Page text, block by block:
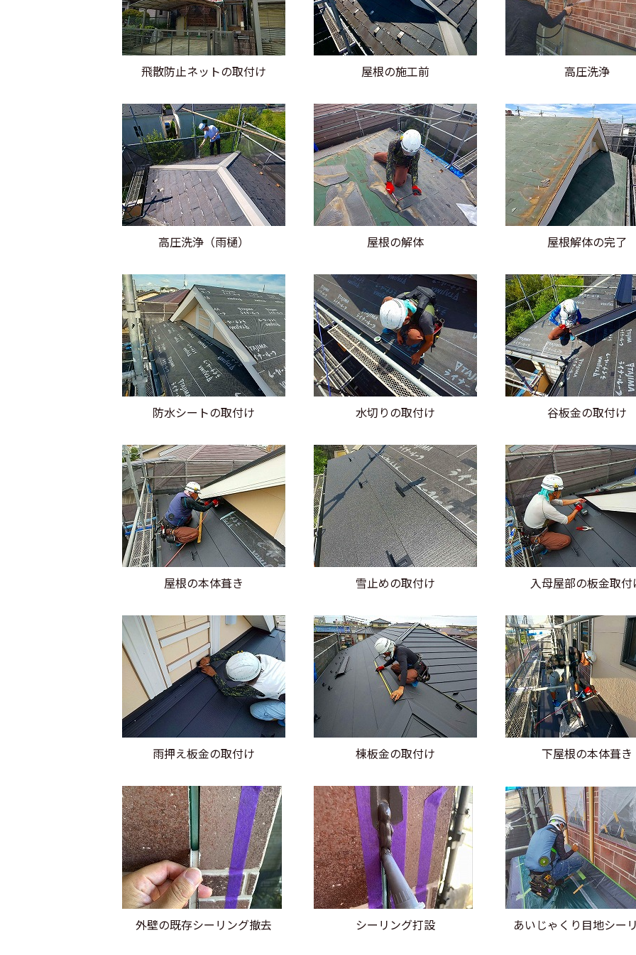
飛散防止ネットの取付け 屋根の施工前 高圧洗浄
高圧洗浄（雨樋） 屋根の解体 屋根解体の完了
防水シートの取付け 水切りの取付け 谷板金の取付け
屋根の本体葺き 雪止めの取付け 入母屋部の板金取付
雨押え板金の取付け 棟板金の取付け 下屋根の本体葺き
外壁の既存シーリング撤去 シーリング打設 あいじゃくり目地シー